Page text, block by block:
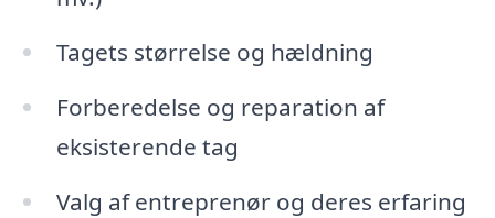
Tagets størrelse og hældning
Forberedelse og reparation af
eksisterende tag
Valg af entreprenør og deres erfaring